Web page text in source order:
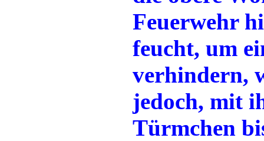
Feuerwehr
feucht, um
verhindern,
jedoch, mit
Türmchen